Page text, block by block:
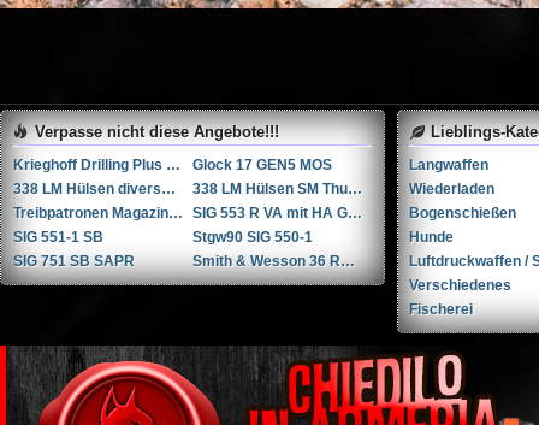
Verpasse nicht diese Angebote!!!
Krieghoff Drilling Plus 7x65R / 20-76 / 222Rem
Glock 17 GEN5 MOS
338 LM Hülsen diverse Hersteller
338 LM Hülsen SM Thun / RUAG Thun
Treibpatronen Magazin STGW 57
SIG 553 R VA mit HA Griffstück
SIG 551-1 SB
Stgw90 SIG 550-1
SIG 751 SB SAPR
Smith & Wesson 36 RB .38 Spl.
Lieblings-
Langwaffen
Wiederladen
Bogenschießen
Hunde
Luftdruckwaffen /
Verschiedenes
Fischerei